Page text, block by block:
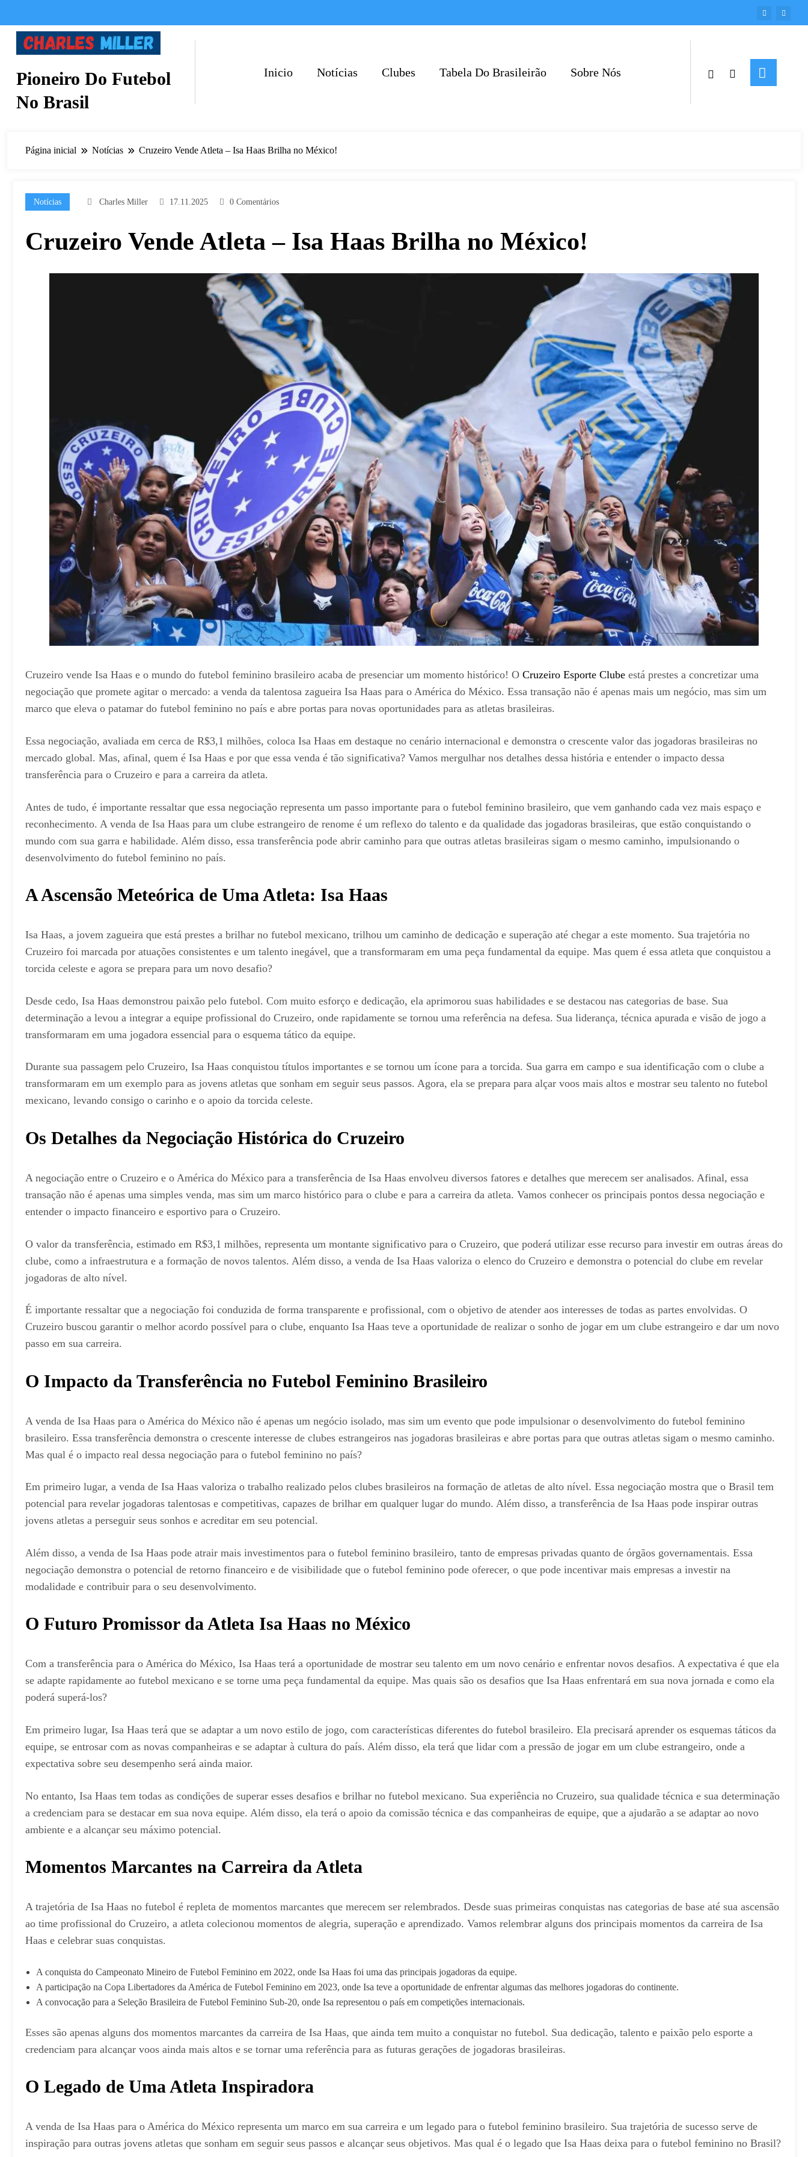
conteúdo
Pioneiro Do Futebol
No Brasil
Inicio Notícias Clubes Tabela Do Brasileirão Sobre Nós
Página inicial Notícias Cruzeiro Vende Atleta – Isa Haas Brilha no México!
Notícias Charles Miller 17.11.2025 0 Comentários
Cruzeiro Vende Atleta – Isa Haas Brilha no México!
Cruzeiro vende Isa Haas e o mundo do futebol feminino brasileiro acaba de presenciar um momento histórico! O Cruzeiro Esporte Clube está prestes a concretizar uma
negociação que promete agitar o mercado: a venda da talentosa zagueira Isa Haas para o América do México. Essa transação não é apenas mais um negócio, mas sim um
marco que eleva o patamar do futebol feminino no país e abre portas para novas oportunidades para as atletas brasileiras.
Essa negociação, avaliada em cerca de R$3,1 milhões, coloca Isa Haas em destaque no cenário internacional e demonstra o crescente valor das jogadoras brasileiras no
mercado global. Mas, afinal, quem é Isa Haas e por que essa venda é tão significativa? Vamos mergulhar nos detalhes dessa história e entender o impacto dessa
transferência para o Cruzeiro e para a carreira da atleta.
Antes de tudo, é importante ressaltar que essa negociação representa um passo importante para o futebol feminino brasileiro, que vem ganhando cada vez mais espaço e
reconhecimento. A venda de Isa Haas para um clube estrangeiro de renome é um reflexo do talento e da qualidade das jogadoras brasileiras, que estão conquistando o
mundo com sua garra e habilidade. Além disso, essa transferência pode abrir caminho para que outras atletas brasileiras sigam o mesmo caminho, impulsionando o
desenvolvimento do futebol feminino no país.
A Ascensão Meteórica de Uma Atleta: Isa Haas
Isa Haas, a jovem zagueira que está prestes a brilhar no futebol mexicano, trilhou um caminho de dedicação e superação até chegar a este momento. Sua trajetória no
Cruzeiro foi marcada por atuações consistentes e um talento inegável, que a transformaram em uma peça fundamental da equipe. Mas quem é essa atleta que conquistou a
torcida celeste e agora se prepara para um novo desafio?
Desde cedo, Isa Haas demonstrou paixão pelo futebol. Com muito esforço e dedicação, ela aprimorou suas habilidades e se destacou nas categorias de base. Sua
determinação a levou a integrar a equipe profissional do Cruzeiro, onde rapidamente se tornou uma referência na defesa. Sua liderança, técnica apurada e visão de jogo a
transformaram em uma jogadora essencial para o esquema tático da equipe.
Durante sua passagem pelo Cruzeiro, Isa Haas conquistou títulos importantes e se tornou um ícone para a torcida. Sua garra em campo e sua identificação com o clube a
transformaram em um exemplo para as jovens atletas que sonham em seguir seus passos. Agora, ela se prepara para alçar voos mais altos e mostrar seu talento no futebol
mexicano, levando consigo o carinho e o apoio da torcida celeste.
Os Detalhes da Negociação Histórica do Cruzeiro
A negociação entre o Cruzeiro e o América do México para a transferência de Isa Haas envolveu diversos fatores e detalhes que merecem ser analisados. Afinal, essa
transação não é apenas uma simples venda, mas sim um marco histórico para o clube e para a carreira da atleta. Vamos conhecer os principais pontos dessa negociação e
entender o impacto financeiro e esportivo para o Cruzeiro.
O valor da transferência, estimado em R$3,1 milhões, representa um montante significativo para o Cruzeiro, que poderá utilizar esse recurso para investir em outras áreas do
clube, como a infraestrutura e a formação de novos talentos. Além disso, a venda de Isa Haas valoriza o elenco do Cruzeiro e demonstra o potencial do clube em revelar
jogadoras de alto nível.
É importante ressaltar que a negociação foi conduzida de forma transparente e profissional, com o objetivo de atender aos interesses de todas as partes envolvidas. O
Cruzeiro buscou garantir o melhor acordo possível para o clube, enquanto Isa Haas teve a oportunidade de realizar o sonho de jogar em um clube estrangeiro e dar um novo
passo em sua carreira.
O Impacto da Transferência no Futebol Feminino Brasileiro
A venda de Isa Haas para o América do México não é apenas um negócio isolado, mas sim um evento que pode impulsionar o desenvolvimento do futebol feminino
brasileiro. Essa transferência demonstra o crescente interesse de clubes estrangeiros nas jogadoras brasileiras e abre portas para que outras atletas sigam o mesmo caminho.
Mas qual é o impacto real dessa negociação para o futebol feminino no país?
Em primeiro lugar, a venda de Isa Haas valoriza o trabalho realizado pelos clubes brasileiros na formação de atletas de alto nível. Essa negociação mostra que o Brasil tem
potencial para revelar jogadoras talentosas e competitivas, capazes de brilhar em qualquer lugar do mundo. Além disso, a transferência de Isa Haas pode inspirar outras
jovens atletas a perseguir seus sonhos e acreditar em seu potencial.
Além disso, a venda de Isa Haas pode atrair mais investimentos para o futebol feminino brasileiro, tanto de empresas privadas quanto de órgãos governamentais. Essa
negociação demonstra o potencial de retorno financeiro e de visibilidade que o futebol feminino pode oferecer, o que pode incentivar mais empresas a investir na
modalidade e contribuir para o seu desenvolvimento.
O Futuro Promissor da Atleta Isa Haas no México
Com a transferência para o América do México, Isa Haas terá a oportunidade de mostrar seu talento em um novo cenário e enfrentar novos desafios. A expectativa é que ela
se adapte rapidamente ao futebol mexicano e se torne uma peça fundamental da equipe. Mas quais são os desafios que Isa Haas enfrentará em sua nova jornada e como ela
poderá superá-los?
Em primeiro lugar, Isa Haas terá que se adaptar a um novo estilo de jogo, com características diferentes do futebol brasileiro. Ela precisará aprender os esquemas táticos da
equipe, se entrosar com as novas companheiras e se adaptar à cultura do país. Além disso, ela terá que lidar com a pressão de jogar em um clube estrangeiro, onde a
expectativa sobre seu desempenho será ainda maior.
No entanto, Isa Haas tem todas as condições de superar esses desafios e brilhar no futebol mexicano. Sua experiência no Cruzeiro, sua qualidade técnica e sua determinação
a credenciam para se destacar em sua nova equipe. Além disso, ela terá o apoio da comissão técnica e das companheiras de equipe, que a ajudarão a se adaptar ao novo
ambiente e a alcançar seu máximo potencial.
Momentos Marcantes na Carreira da Atleta
A trajetória de Isa Haas no futebol é repleta de momentos marcantes que merecem ser relembrados. Desde suas primeiras conquistas nas categorias de base até sua ascensão
ao time profissional do Cruzeiro, a atleta colecionou momentos de alegria, superação e aprendizado. Vamos relembrar alguns dos principais momentos da carreira de Isa
Haas e celebrar suas conquistas.
A conquista do Campeonato Mineiro de Futebol Feminino em 2022, onde Isa Haas foi uma das principais jogadoras da equipe.
A participação na Copa Libertadores da América de Futebol Feminino em 2023, onde Isa teve a oportunidade de enfrentar algumas das melhores jogadoras do continente.
A convocação para a Seleção Brasileira de Futebol Feminino Sub-20, onde Isa representou o país em competições internacionais.
Esses são apenas alguns dos momentos marcantes da carreira de Isa Haas, que ainda tem muito a conquistar no futebol. Sua dedicação, talento e paixão pelo esporte a
credenciam para alcançar voos ainda mais altos e se tornar uma referência para as futuras gerações de jogadoras brasileiras.
O Legado de Uma Atleta Inspiradora
A venda de Isa Haas para o América do México representa um marco em sua carreira e um legado para o futebol feminino brasileiro. Sua trajetória de sucesso serve de
inspiração para outras jovens atletas que sonham em seguir seus passos e alcançar seus objetivos. Mas qual é o legado que Isa Haas deixa para o futebol feminino no Brasil?